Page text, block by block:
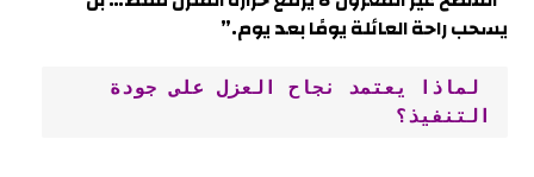
يسحب راحة العائلة يومًا بعد يوم.”
التنفيذ؟